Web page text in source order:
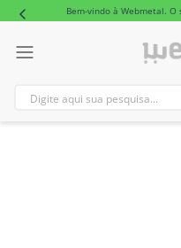
Bem-vindo à Webmetal.
Digite aqui sua pesquisa...